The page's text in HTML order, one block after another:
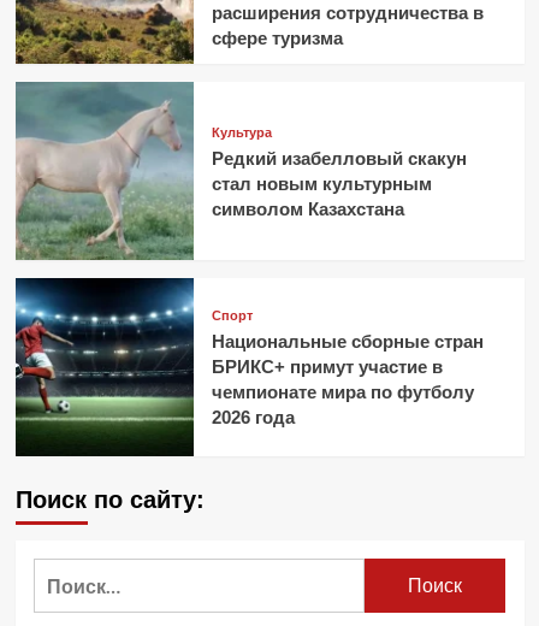
расширения сотрудничества в
сфере туризма
Культура
Редкий изабелловый скакун
стал новым культурным
символом Казахстана
Спорт
Национальные сборные стран
БРИКС+ примут участие в
чемпионате мира по футболу
2026 года
Поиск по сайту: